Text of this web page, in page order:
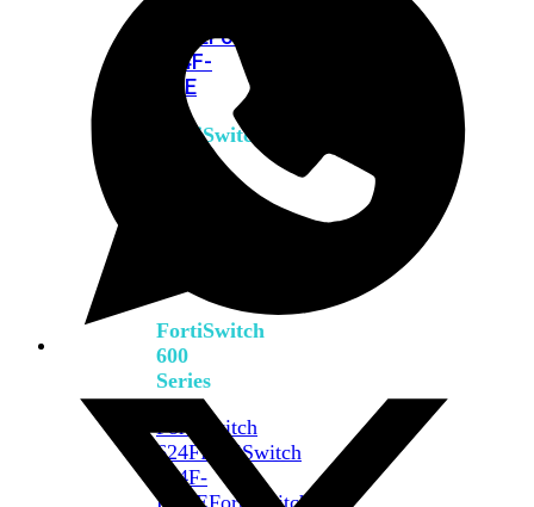
FPOEFortiSwitchRugged
424F-
POE
FortiSwitch
FortiSwitch
600
Series
FortiSwitch
624FFortiSwitch
624F-
FPOEFortiSwitch